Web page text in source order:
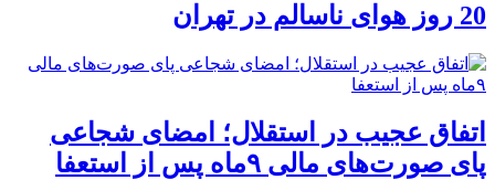
20 روز هوای ناسالم در تهران
اتفاق عجیب در استقلال؛ امضای شجاعی
پای صورت‌های مالی ٩ماه پس از استعفا